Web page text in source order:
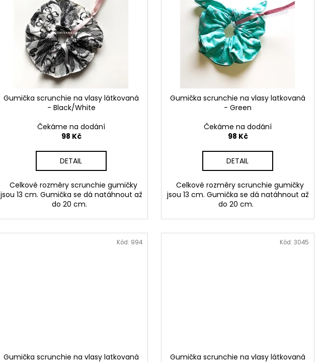
Gumička scrunchie na vlasy látkovaná
- Black/White
Čekáme na dodání
98 Kč
DETAIL
Celkové rozměry scrunchie gumičky
jsou 13 cm. Gumička se dá natáhnout až
do 20 cm.
Gumička scrunchie na vlasy latkovaná
- Green
Čekáme na dodání
98 Kč
DETAIL
Celkové rozměry scrunchie gumičky
jsou 13 cm. Gumička se dá natáhnout až
do 20 cm.
Gumička scrunchie na vlasy latkovaná
Kód: 994
Gumička scrunchie na vlasy látkovaná
Kód: 3045